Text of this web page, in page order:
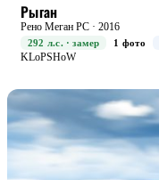
Рыган
Рено Меган РС · 2016
292 л.с. · замер 1 фото
KLoPSHoW